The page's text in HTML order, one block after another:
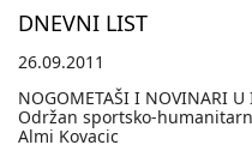
DNEVNI LIST
26.09.2011
NOGOMETAŠI I NOVINARI U
Održan sportsko-
Almi Kovacic